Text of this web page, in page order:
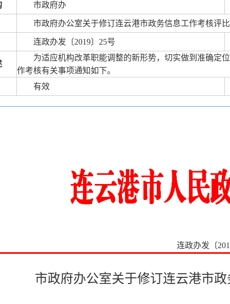
市政府办
市政府办公室关于修订连云港市政务信息工作考核评
连政办发〔2019〕25号
为适应机构改革职能调整的新形势，切实做到准确定
作考核有关事项通知如下。
有效
连政办发〔
市政府办公室关于修订连云港市